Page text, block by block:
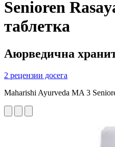
Senioren
таблетка
Аюрведична
2 рецензии досега
Maharishi Ayurveda MA 3